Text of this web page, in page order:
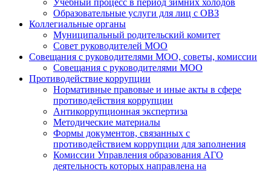
Учебный процесс в период зимних холодов
Образовательные услуги для лиц с ОВЗ
Коллегиальные органы
Муниципальный родительский комитет
Совет руководителей МОО
Совещания с руководителями МОО, советы, комиссии
Совещания с руководителями МОО
Противодействие коррупции
Нормативные правовые и иные акты в сфере
противодействия коррупции
Антикоррупционная экспертиза
Методические материалы
Формы документов, связанных с
противодействием коррупции для заполнения
Комиссии Управления образования АГО
деятельность которых направлена на